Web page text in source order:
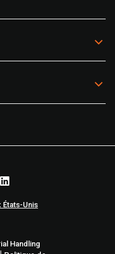
États-Unis
Handling